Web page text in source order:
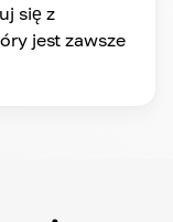
się z
jest zawsze